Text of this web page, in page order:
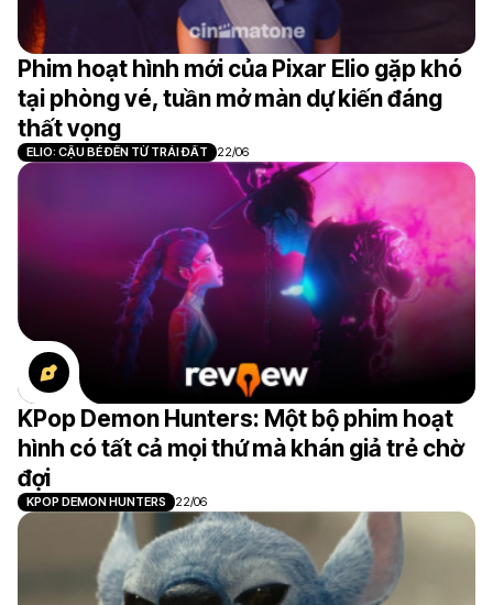
Phim hoạt hình mới của Pixar Elio gặp khó
tại phòng vé, tuần mở màn dự kiến đáng
thất vọng
ELIO: CẬU BÉ ĐẾN TỪ TRÁI ĐẤT 22/06
KPop Demon Hunters: Một bộ phim hoạt
hình có tất cả mọi thứ mà khán giả trẻ chờ
đợi
KPOP DEMON HUNTERS 22/06